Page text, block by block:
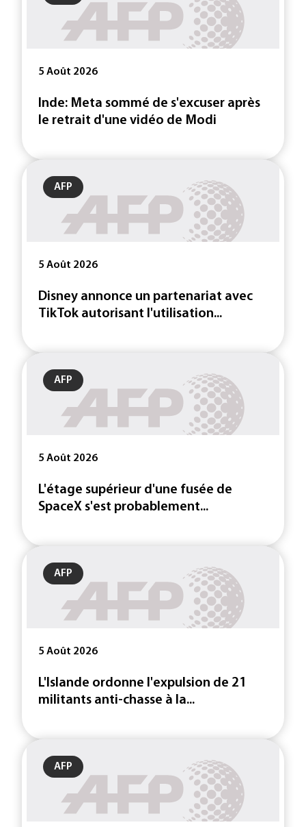
5 Août 2026
Inde: Meta sommé de s'excuser après
le retrait d'une vidéo de Modi
AFP
5 Août 2026
Disney annonce un partenariat avec
TikTok autorisant l'utilisation...
AFP
5 Août 2026
L'étage supérieur d'une fusée de
SpaceX s'est probablement...
AFP
5 Août 2026
L'Islande ordonne l'expulsion de 21
militants anti-chasse à la...
AFP